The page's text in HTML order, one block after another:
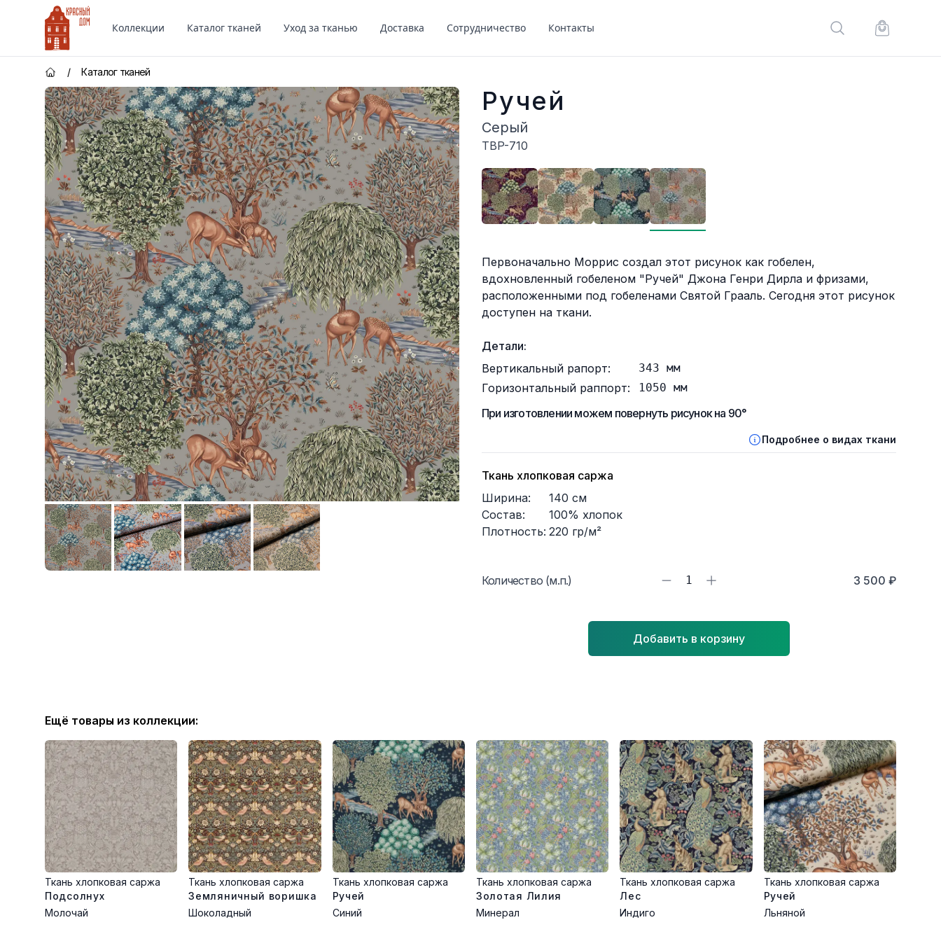
Красный Дом
Коллекции Каталог тканей Уход за тканью Доставка Сотрудничество Контакты Поиск по сайту
Корзина
Главная страница
/ Каталог тканей
Ручей
Серый
TBP-710
Описание
Первоначально Моррис создал этот рисунок как гобелен,
вдохновленный гобеленом "Ручей" Джона Генри Дирла и фризами,
расположенными под гобеленами Святой Грааль. Сегодня этот рисунок
доступен на ткани.
Детали:
Вертикальный рапорт:
343 мм
Горизонтальный раппорт: 1050 мм
При изготовлении можем повернуть рисунок на 90°
Подробнее о видах ткани
Ткань хлопковая саржа
Ширина:
140 см
Состав:
100% хлопок
Плотность: 220 гр/м²
Количество (м.п.) 1 3 500 ₽
Добавить в корзину
Ещё товары из коллекции:
Ткань хлопковая саржа
Подсолнух
Молочай
Ткань хлопковая саржа
Земляничный воришка
Шоколадный
Ткань хлопковая саржа
Ручей
Синий
Ткань хлопковая саржа
Золотая Лилия
Минерал
Ткань хлопковая саржа
Лес
Индиго
Ткань хлопковая саржа
Ручей
Льняной